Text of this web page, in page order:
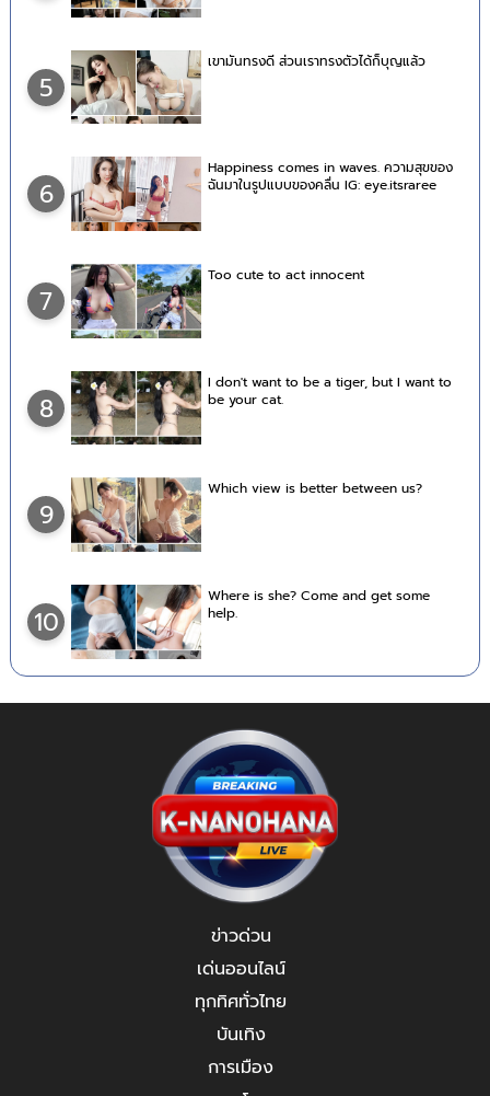
5
เขามันทรงดี ส่วนเราทรงตัวได้ก็บุญแล้ว
6
Happiness comes in waves. ความสุขของ
ฉันมาในรูปแบบของคลื่น IG: eye.itsraree
7
Too cute to act innocent
8
I don't want to be a tiger, but I want to
be your cat.
9
Which view is better between us?
10
Where is she? Come and get some
help.
ข่าวด่วน
เด่นออนไลน์
ทุกทิศทั่วไทย
บันเทิง
การเมือง